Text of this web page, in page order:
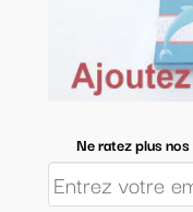
Ne ratez plus